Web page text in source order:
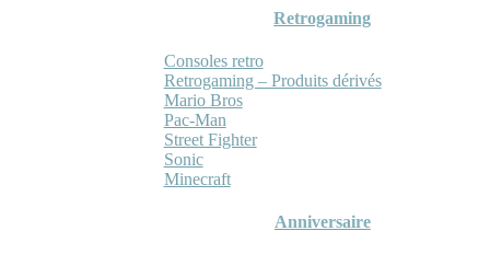
Retrogaming
Consoles retro
Retrogaming – Produits dérivés
Mario Bros
Pac-Man
Street Fighter
Sonic
Minecraft
Anniversaire